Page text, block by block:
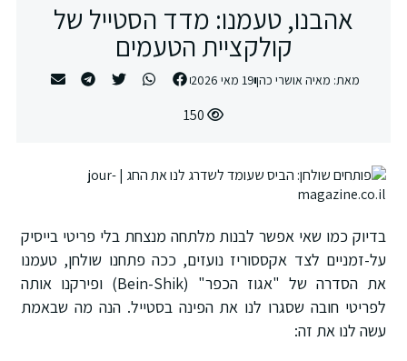
אהבנו, טעמנו: מדד הסטייל של
קולקציית הטעמים
מאת: מאיה אושרי כהן19 מאי 2026
בדיוק כמו שאי אפשר לבנות מלתחה מנצחת בלי פריטי בייסיק
על-זמניים לצד אקססוריז נועזים, ככה פתחנו שולחן, טעמנו
את הסדרה של "אגוז הכפר" (Bein-Shik) ופירקנו אותה
לפריטי חובה שסגרו לנו את הפינה בסטייל. הנה מה שבאמת
עשה לנו את זה: